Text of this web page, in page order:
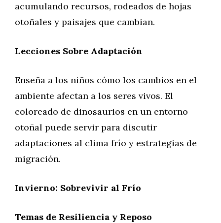
acumulando recursos, rodeados de hojas
otoñales y paisajes que cambian.
Lecciones Sobre Adaptación
Enseña a los niños cómo los cambios en el
ambiente afectan a los seres vivos. El
coloreado de dinosaurios en un entorno
otoñal puede servir para discutir
adaptaciones al clima frío y estrategias de
migración.
Invierno: Sobrevivir al Frío
Temas de Resiliencia y Reposo